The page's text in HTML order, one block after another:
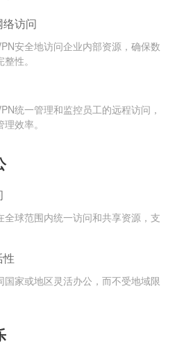
访问
安全地访问企业内部资源，确保数
性。
统一管理和监控员工的远程访问，
效率。
全球范围内统一访问和共享资源，支
性
国家或地区灵活办公，而不受地域限